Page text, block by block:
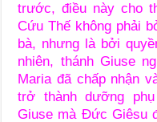
trước, điều này cho
Cứu Thế không phải
bà, nhưng là bởi
nhiên, thánh Giuse
Maria đã chấp nhận
trở thành dưỡng
Giuse mà Đức Giêsu